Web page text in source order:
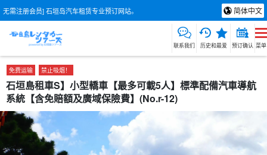
无需注册会员] 石垣岛汽车租赁专业预订网站。 简体中文
联系我们 历史和最爱 预订确认 菜单
免费运输 禁止吸烟！
石垣島租車S】小型轎車【最多可載5人】標準配備汽車導航
系統【含免賠額及廣域保險費】(No.r-12)